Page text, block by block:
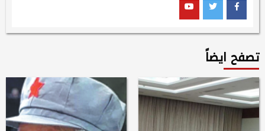
Facebook
Twitter
Youtube
تصفح ايضاً